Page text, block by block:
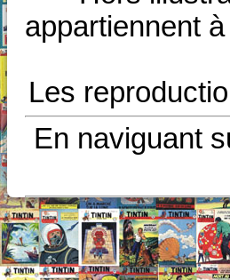
appartiennent
Les
En naviguant